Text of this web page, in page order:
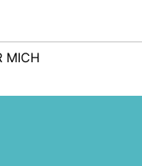
MICH